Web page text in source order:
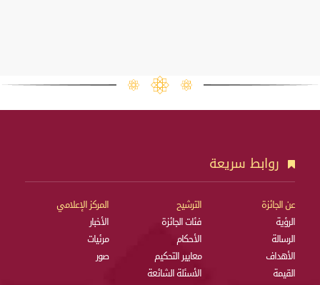
روابط سريعة
عن الجائزة
الرؤية
الرسالة
الأهداف
القيمة
الترشيح
فئات الجائزة
الأحكام
معايير التحكيم
الأسئلة الشائعة
المركز الإعلامي
الأخبار
مرئيات
صور